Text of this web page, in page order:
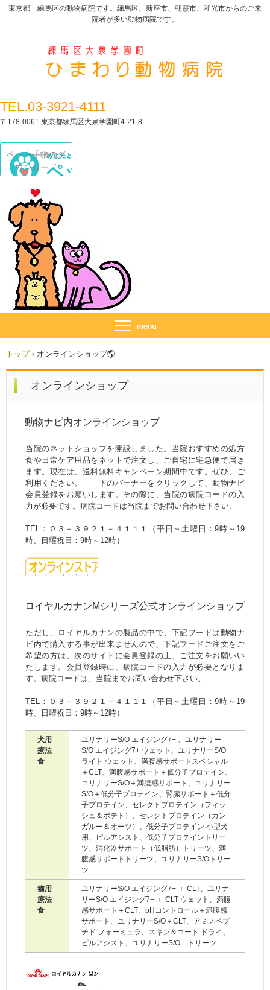
東京都 練馬区の動物病院です。練馬区、新座市、朝霞市、和光市からのご来
院者が多い動物病院です。
TEL.03-3921-4111
〒178-0061 東京都練馬区大泉学園町4-21-8
ペット手帳のダ
ウンロード
トップ › オンラインショップ🌎
オンラインショップ
動物ナビ内オンラインショップ
当院のネットショップを開設しました。当院おすすめの処方
食や日常ケア用品をネットで注文し、ご自宅に宅急便で届き
ます。現在は、送料無料キャンペーン期間中です。ぜひ、ご
利用ください。 下のバーナーをクリックして、動物ナビ
会員登録をお願いします。その際に、当院の病院コードの入
力が必要です。病院コードは当院までお問い合わせ下さい。
TEL：０３－３９２１－４１１１（平日～土曜日：9時～19
時、日曜祝日：9時～12時）
ボタン
ロイヤルカナンMシリーズ公式オンラインショップ
ただし、ロイヤルカナンの製品の中で、下記フードは動物ナ
ビ内で購入する事が出来ませんので、下記フードご注文をご
希望の方は、次のサイトに会員登録の上、ご注文をお願いい
たします。会員登録時に、病院コードの入力が必要となりま
す。病院コードは、当院までお問い合わせ下さい。
TEL：０３－３９２１－４１１１（平日～土曜日：9時～19
時、日曜祝日：9時～12時）
犬用
療法
食
ユリナリーS/O エイジング7+ 、ユリナリー
S/O エイジング7+ ウェット、ユリナリーS/O
ライト ウェット、満腹感サポートスペシャル
＋CLT、満腹感サポート＋低分子プロテイン、
ユリナリーS/O＋満腹感サポート、ユリナリー
S/O＋低分子プロテイン、腎臓サポート＋低分
子プロテイン、セレクトプロテイン（フィッ
シュ＆ポテト）、セレクトプロテイン（カン
ガルー＆オーツ）、低分子プロテイン 小型犬
用、ピルアシスト、低分子プロテイントリー
ツ、消化器サポート（低脂肪）トリーツ、満
腹感サポートトリーツ、ユリナリーS/Oトリー
ツ
猫用
療法
食
ユリナリーS/O エイジング7+ ＋ CLT、ユリナ
リーS/O エイジング7+ ＋ CLT ウェット、満腹
感サポート＋CLT、pHコントロール＋満腹感
サポート、ユリナリーS/O＋CLT、アミノペプ
チド フォーミュラ、スキン＆コート ドライ、
ピルアシスト、ユリナリーS/O トリーツ
ボタン